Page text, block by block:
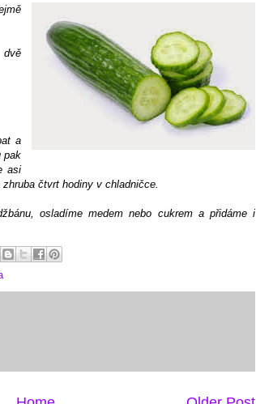
a
pak
asi
čtvrt hodiny v chladničce.
osladíme medem nebo cukrem a přidáme i